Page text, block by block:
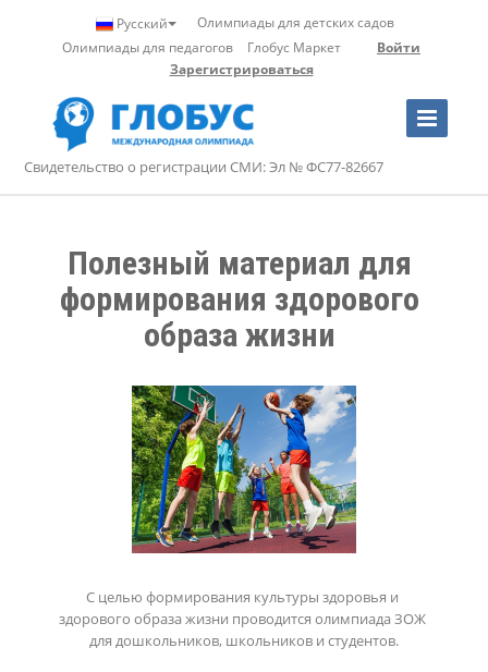
Русский
Олимпиады для детских садов
Олимпиады для педагогов
Глобус Маркет
Войти
Зарегистрироваться
Toggle
Navigation
Свидетельство о регистрации СМИ: Эл № ФС77-82667
Полезный материал для
формирования здорового
образа жизни
С целью формирования культуры здоровья и
здорового образа жизни проводится олимпиада ЗОЖ
для дошкольников, школьников и студентов.